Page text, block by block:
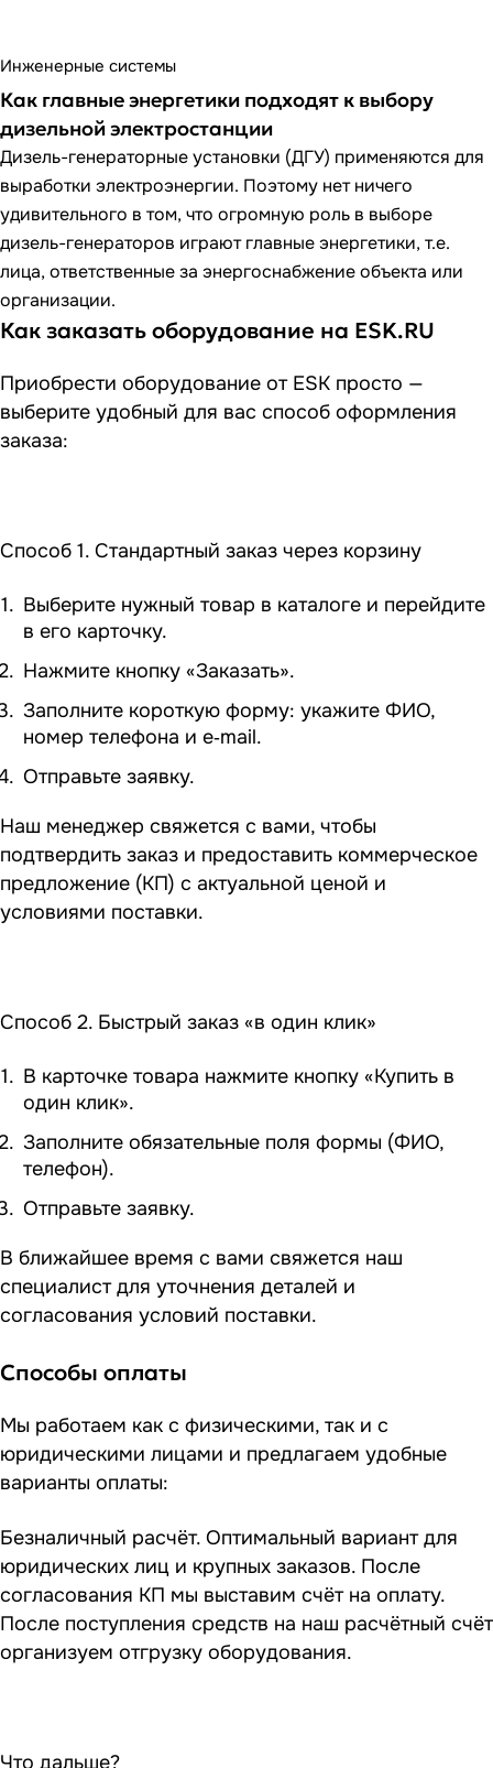
Инженерные системы
Как главные энергетики подходят к выбору
дизельной электростанции
Дизель-генераторные установки (ДГУ) применяются для
выработки электроэнергии. Поэтому нет ничего
удивительного в том, что огромную роль в выборе
дизель-генераторов играют главные энергетики, т.е.
лица, ответственные за энергоснабжение объекта или
организации.
Как заказать оборудование на ESK.RU
Приобрести оборудование от ESK просто —
выберите удобный для вас способ оформления
заказа:
Способ 1. Стандартный заказ через корзину
Выберите нужный товар в каталоге и перейдите
в его карточку.
Нажмите кнопку «Заказать».
Заполните короткую форму: укажите ФИО,
номер телефона и e‑mail.
Отправьте заявку.
Наш менеджер свяжется с вами, чтобы
подтвердить заказ и предоставить коммерческое
предложение (КП) с актуальной ценой и
условиями поставки.
Способ 2. Быстрый заказ «в один клик»
В карточке товара нажмите кнопку «Купить в
один клик».
Заполните обязательные поля формы (ФИО,
телефон).
Отправьте заявку.
В ближайшее время с вами свяжется наш
специалист для уточнения деталей и
согласования условий поставки.
Способы оплаты
Мы работаем как с физическими, так и с
юридическими лицами и предлагаем удобные
варианты оплаты:
Безналичный расчёт. Оптимальный вариант для
юридических лиц и крупных заказов. После
согласования КП мы выставим счёт на оплату.
После поступления средств на наш расчётный счёт
организуем отгрузку оборудования.
Что дальше?